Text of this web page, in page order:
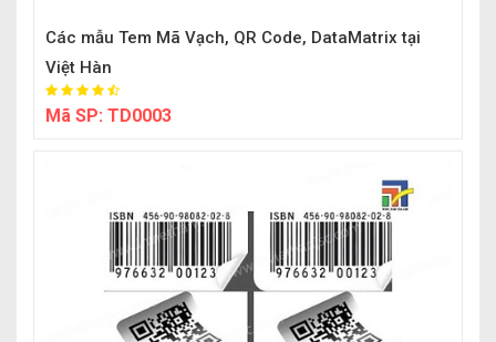
Các mẫu Tem Mã Vạch, QR Code, DataMatrix tại
Việt Hàn
Mã SP: TD0003